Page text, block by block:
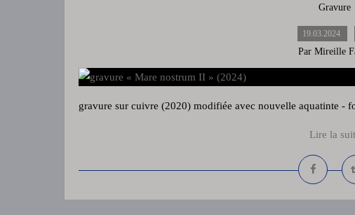
Gravure
19.03.2024
Par Mireille
gravure sur cuivre (2020) modifiée avec nouvelle aquatinte -
Lire la